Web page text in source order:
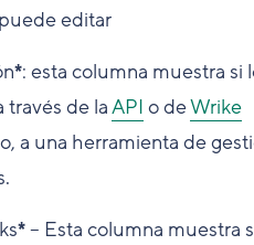
editar
*: esta columna muestra si
través de laAPI o deWrike
a una herramienta de
*– Esta columna muestra